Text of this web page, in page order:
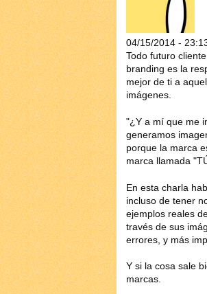
04/15/2014 -
Todo futuro
branding es la
mejor de ti a
imágenes.
"¿Y a mí que me
generamos
porque la marca
marca llamada
En esta charla
incluso de tener
ejemplos reales
través de sus
errores, y más
Y si la cosa sale
marcas.